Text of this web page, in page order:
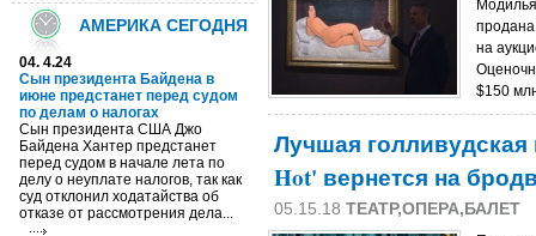
АМЕРИКА СЕГОДНЯ
04. 4.24
Сын президента Байдена в
июне предстанет перед судом
по делам о налогах
Сын президента США Джо
Байдена Хантер предстанет
перед судом в начале лета по
делу о неуплате налогов, так как
суд отклонил ходатайства об
отказе от рассмотрения дела...
на
$150
Лучшая голливудская
Hot' вернется на
05.15.18 ТЕАТР,ОПЕРА,БАЛЕТ